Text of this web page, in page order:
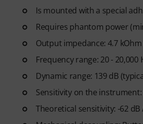
Is mounted with a special
Requires phantom power
Output impedance: 4.7 kOhm
Frequency range: 20 - 20,000
Dynamic range: 139 dB
Sensitivity on the instrument:
Theoretical sensitivity: -62 dB